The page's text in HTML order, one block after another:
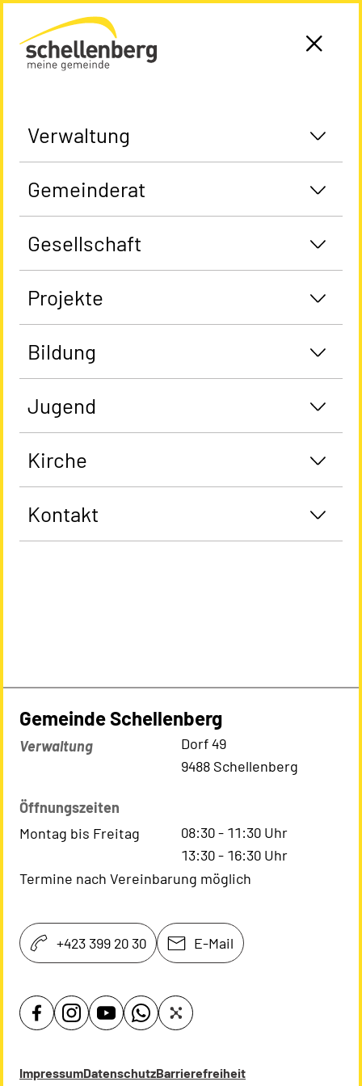
Gemeinde Schellenberg Startseite
Verwaltung
Gemeinderat
Gesellschaft
Projekte
Bildung
Jugend
Kirche
Kontakt
Gemeinde Schellenberg
Verwaltung
Dorf 49
9488 Schellenberg
Öffnungszeiten
Montag bis Freitag
08:30- 11:30 Uhr
13:30- 16:30 Uhr
Termine nach Vereinbarung möglich
+423 399 20 30 E-Mail
ImpressumDatenschutzBarrierefreiheit